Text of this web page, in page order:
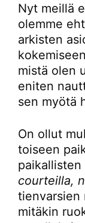
Nyt meillä
olemme
arkisten
mistä olen
eniten
sen myötä
On ollut
toiseen
courteilla,
tienvarsien
mitäkin